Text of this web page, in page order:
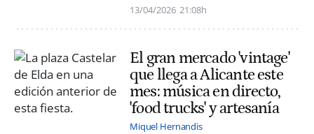
13/04/2026 21:08h
El gran mercado 'vintage'
que llega a Alicante este
mes: música en directo,
'food trucks' y artesanía
Miquel Hernandis